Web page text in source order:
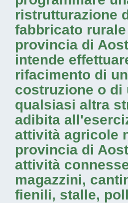
ristrutturazione
fabbricato
provincia di
intende
rifacimento di
costruzione o di
qualsiasi altra
adibita
attività agricole
provincia di
attività
magazzini,
fienili, stalle,